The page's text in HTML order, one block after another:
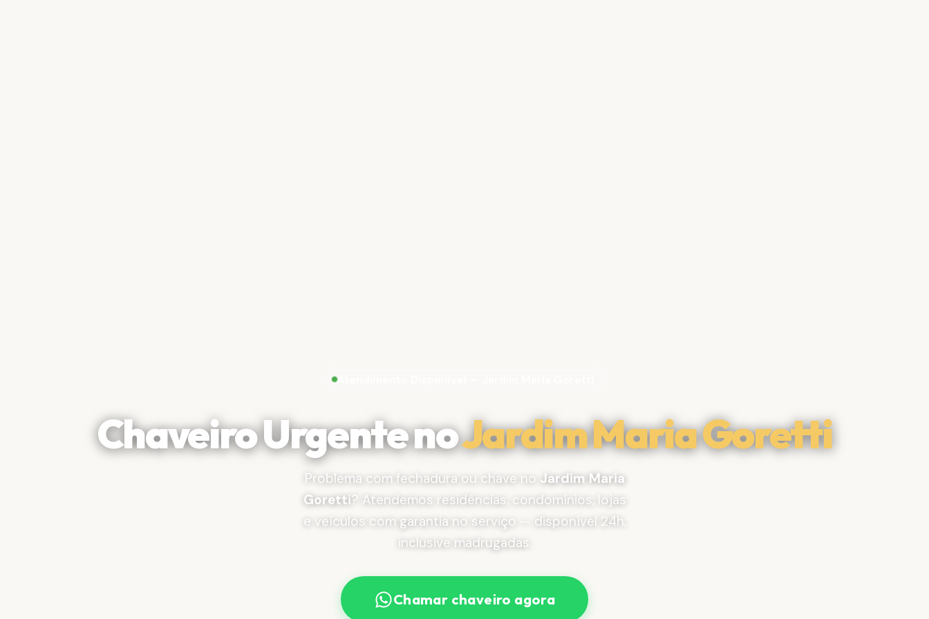
Atendimento Disponível — Jardim Maria Goretti
Chaveiro Urgente noJardim Maria Goretti
Problema com fechadura ou chave no Jardim Maria
Goretti? Atendemos residências, condomínios, lojas
e veículos com garantia no serviço — disponível 24h,
inclusive madrugadas.
Chamar chaveiro agora